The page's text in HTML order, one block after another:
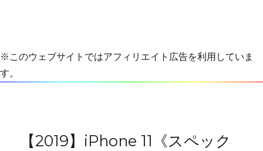
※このウェブサイトではアフィリエイト広告を利用していま
す。
【2019】iPhone 11《スペック